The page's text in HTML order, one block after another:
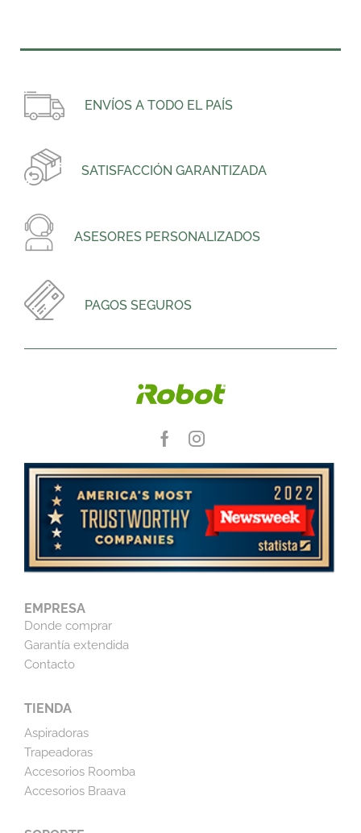
ENVÍOS A TODO EL PAÍS
SATISFACCIÓN GARANTIZADA
ASESORES PERSONALIZADOS
PAGOS SEGUROS
EMPRESA
Donde comprar
Garantía extendida
Contacto
TIENDA
Aspiradoras
Trapeadoras
Accesorios Roomba
Accesorios Braava